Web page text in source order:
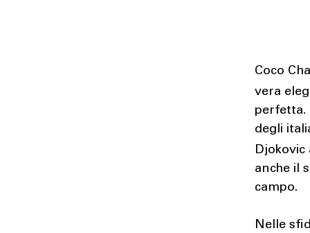
Coco
vera
perfetta.
degli
Djokovic
anche il
campo.
Nelle